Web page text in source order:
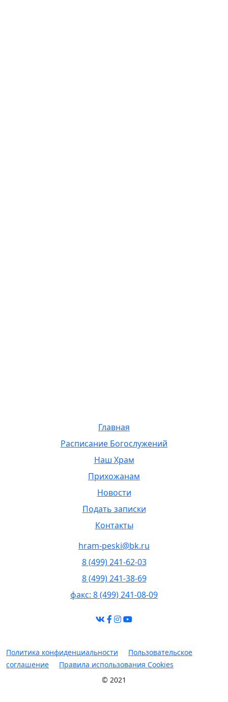
Главная
Расписание Богослужений
Наш Храм
Прихожанам
Новости
Подать записки
Контакты
hram-peski@bk.ru
8 (499) 241-62-03
8 (499) 241-38-69
факс: 8 (499) 241-08-09
Политика конфиденциальности
Пользовательское
соглашение
Правила использования Cookies
© 2021